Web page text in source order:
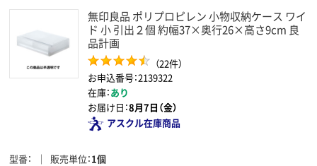
無印良品 ポリプロピレン 小物収納ケース ワイ
ド 小 引出２個 約幅37×奥行26×高さ9cm 良
品計画
（22件）
お申込番号：2139322
在庫：あり
お届け日：8月7日（金）
アスクル在庫商品
型番 販売単位 1個